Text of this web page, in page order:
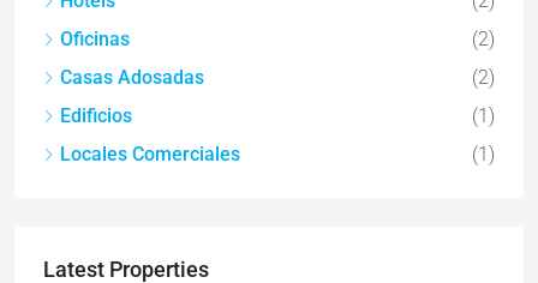
Oficinas
(2)
Casas Adosadas
(2)
Edificios
(1)
Locales Comerciales
(1)
Latest Properties